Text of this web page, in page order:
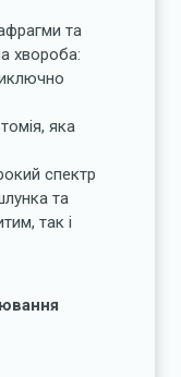
та
хвороба:
яка
спектр
та
так і